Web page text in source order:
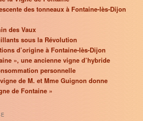
des tonneaux à Fontaine-lès-Dijon
des Vaux
sous la Révolution
d’origine à Fontaine-lès-Dijon
», une ancienne vigne d’hybride
personnelle
de M. et Mme Guignon donne
de Fontaine »